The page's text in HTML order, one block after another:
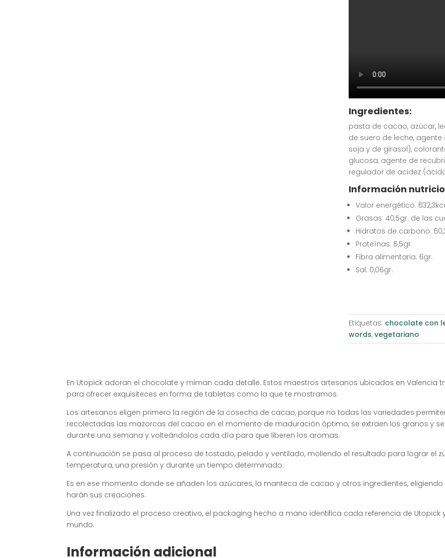
Ingredientes:
pasta de cacao, azúcar,
de suero de leche, agente
soja y de girasol), colorantes
glucosa, agente de
regulador de acidez
Información
Valor energético:
Grasas: 40,5gr. de las
Hidratos de carbono:
Proteínas: 6,5gr.
Fibra alimentaria: 6gr.
Sal: 0,06gr.
Etiquetas: chocolate con
words, vegetariano
En Utopick adoran el chocolate y miman cada detalle. Estos maestros artesanos ubicados en Valencia
para ofrecer exquisiteces en forma de tabletas como la que te mostramos.
Los artesanos eligen primero la región de la cosecha de cacao, porque no todas las variedades
recolectadas las mazorcas del cacao en el momento de maduración óptimo, se extraen los granos y
durante una semana y volteándolos cada día para que liberen los aromas.
A continuación se pasa al proceso de tostado, pelado y ventilado, moliendo el resultado para lograr el
temperatura, una presión y durante un tiempo determinado.
Es en ese momento donde se añaden los azúcares, la manteca de cacao y otros ingredientes,
harán sus creaciones.
Una vez finalizado el proceso creativo, el packaging hecho a mano identifica cada referencia de
mundo.
Información adicional